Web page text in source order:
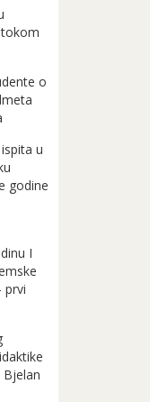
o
u
godine
I
prvi
Bjelan